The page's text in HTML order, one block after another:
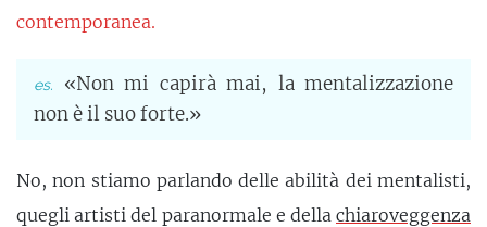
contemporanea.
«Non mi capirà mai, la mentalizzazione
non è il suo forte.»
No, non stiamo parlando delle abilità dei mentalisti,
quegli artisti del paranormale e della chiaroveggenza